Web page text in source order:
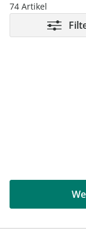
74 Artikel